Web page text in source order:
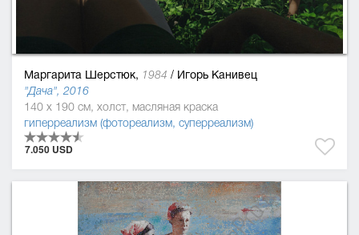
Маргарита Шерстюк, 1984 / Игорь Канивец
"Дача", 2016
140 x 190 см, холст, масляная краска
гиперреализм (фотореализм, суперреализм)
7.050 USD